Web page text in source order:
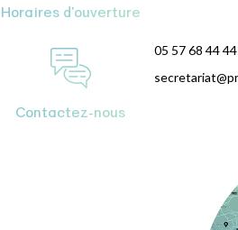
Horaires d'ouverture
Contactez-nous
05 57 68 44 44